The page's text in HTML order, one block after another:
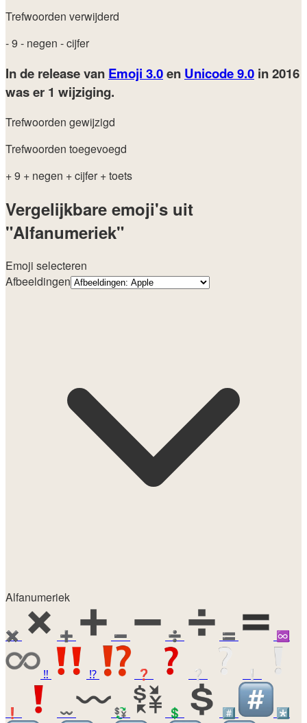
Trefwoorden verwijderd
- 9 - negen - cijfer
In de release van Emoji 3.0en Unicode 9.0 in 2016
was er 1 wijziging.
Trefwoorden gewijzigd
Trefwoorden toegevoegd
+ 9 + negen + cijfer + toets
Vergelijkbare emoji's uit
"Alfanumeriek"
Emoji selecteren
Afbeeldingen
Alfanumeriek
✖️ ➕ ➖ ➗ 🟰 ♾️
‼️ ⁉️ ❓ ❔ ❕
❗ 〰️ 💱 💲 #️⃣ *️⃣